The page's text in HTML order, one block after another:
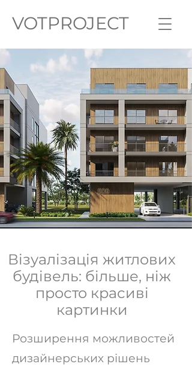
VOTPROJECT
Візуалізація житлових
будівель: більше, ніж
просто красиві
картинки
Розширення можливостей
дизайнерських рішень